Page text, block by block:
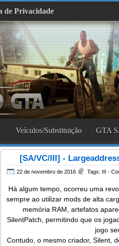
de Privacidade
Veículos/Substituição GTA
[SA/VC/III] -
22 de novembro de 2016 Tags: III -
Há algum tempo, ocorreu uma
sempre ao utilizar mods de alta
memória RAM, artefatos
SilentPatch, permitindo que os
jogo
Contudo, o mesmo criador, Silent,